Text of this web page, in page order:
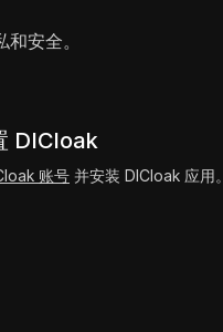
安全。
DICloak
账号 并安装 DICloak 应用。